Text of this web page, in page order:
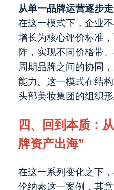
从单一品牌运营逐步
在这一模式下，企业
增长为核心评价标准
阵，实现不同价格带
周期品牌之间的协同
能力。这一模式在结
头部美妆集团的组织形
四、回到本质：
牌资产出海”
在这一系列变化之下
伦纳素这一案例，其